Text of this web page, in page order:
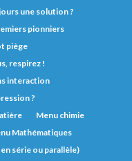
une solution ?
pionniers
piège
respirez !
interaction
?
Menu chimie
Mathématiques
série ou parallèle)